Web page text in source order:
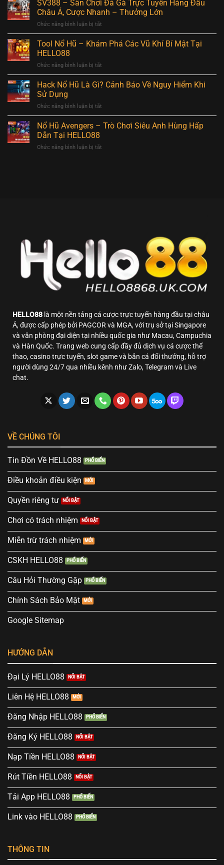
Khó
Cưỡng
Trận
Đấu
Tính
Trải
Sân
Chơi
Dẫn
Vạn
SV388 – Sân Chơi Đá Gà Trực Tuyến Hàng Đầu
Châu Á, Cược Nhanh – Thưởng Lớn
Chức năng bình luận bị tắt
SV388
–
Gà
Trực
Châu
Tool Nổ Hũ – Khám Phá Các Vũ Khí Bí Mật Tại
HELLO88
Chức năng bình luận bị tắt
Tool
Nổ
Phá
Các
Hack Nổ Hũ Là Gì? Cảnh Báo Về Nguy Hiểm Khi
Sử Dụng
Chức năng bình luận bị tắt
Hack
Nổ
Nổ Hũ Avengers – Trò Chơi Siêu Anh Hùng Hấp
Dẫn Tại HELLO88
Chức năng bình luận bị tắt
Dẫn
HELLO88
HELLO88 là một nền tảng cá cược trực tuyến hàng đầu tại châu
Á, được cấp phép bởi PAGCOR và MGA, với trụ sở tại Singapore
và văn phòng đại diện tại nhiều quốc gia như Macau, Campuchia
và Hàn Quốc. Trang web cung cấp đầy đủ dịch vụ cá cược thể
thao, casino trực tuyến, slot game và bắn cá đổi thưởng, hỗ trợ
người dùng 24/7 qua nhiều kênh như Zalo, Telegram và Live
chat.
VỀ CHÚNG TÔI
Tin Đồn Về HELLO88
Điều khoản điều kiện
Quyền riêng tư
Chơi có trách nhiệm
Miễn trừ trách nhiệm
CSKH HELLO88
Câu Hỏi Thường Gặp
Chính Sách Bảo Mật
Google Sitemap
HƯỚNG DẪN
Đại Lý HELLO88
Liên Hệ HELLO88
Đăng Nhập HELLO88
Đăng Ký HELLO88
Nạp Tiền HELLO88
Rút Tiền HELLO88
Tải App HELLO88
Link vào HELLO88
THÔNG TIN